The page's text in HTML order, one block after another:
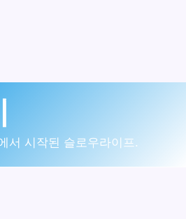
서 시작된 슬로우라이프.